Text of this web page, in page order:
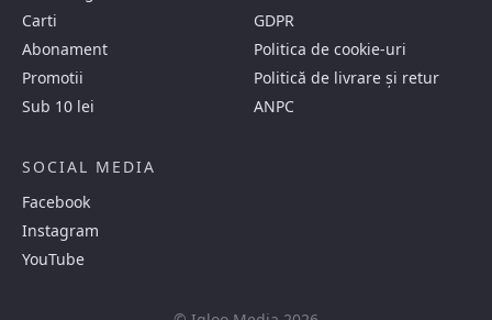
Carti
Abonament
Promotii
Sub 10 lei
GDPR
Politica de cookie-uri
Politică de livrare și retur
ANPC
SOCIAL MEDIA
Facebook
Instagram
YouTube